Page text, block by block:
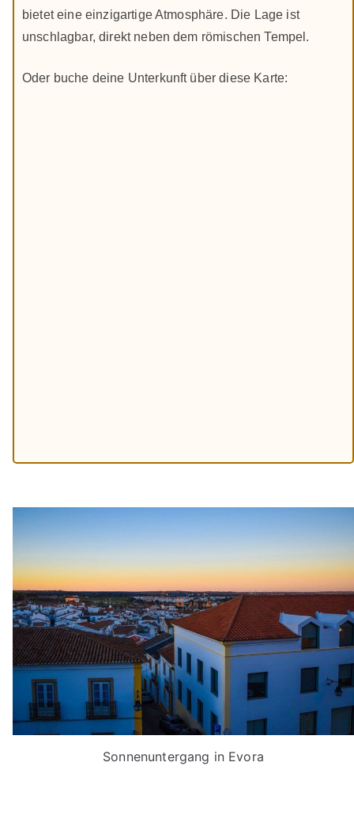
bietet eine einzigartige Atmosphäre. Die Lage ist
unschlagbar, direkt neben dem römischen Tempel.
Oder buche deine Unterkunft über diese Karte:
Sonnenuntergang in Evora